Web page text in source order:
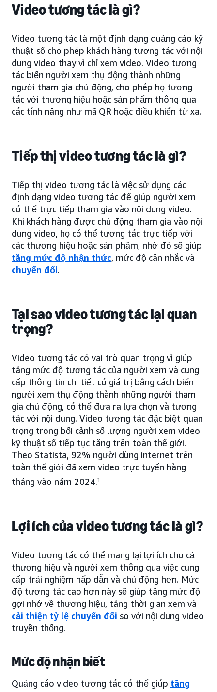
Video tương tác là gì?
Video tương tác là một định dạng quảng cáo kỹ
thuật số cho phép khách hàng tương tác với nội
dung video thay vì chỉ xem video. Video tương
tác biến người xem thụ động thành những
người tham gia chủ động, cho phép họ tương
tác với thương hiệu hoặc sản phẩm thông qua
các tính năng như mã QR hoặc điều khiển từ xa.
Tiếp thị video tương tác là gì?
Tiếp thị video tương tác là việc sử dụng các
định dạng video tương tác để giúp người xem
có thể trực tiếp tham gia vào nội dung video.
Khi khách hàng được chủ động tham gia vào nội
dung video, họ có thể tương tác trực tiếp với
các thương hiệu hoặc sản phẩm, nhờ đó sẽ giúp
tăng mức độ nhận thức, mức độ cân nhắc và
chuyển đổi.
Tại sao video tương tác lại quan
trọng?
Video tương tác có vai trò quan trọng vì giúp
tăng mức độ tương tác của người xem và cung
cấp thông tin chi tiết có giá trị bằng cách biến
người xem thụ động thành những người tham
gia chủ động, có thể đưa ra lựa chọn và tương
tác với nội dung. Video tương tác đặc biệt quan
trọng trong bối cảnh số lượng người xem video
kỹ thuật số tiếp tục tăng trên toàn thế giới.
Theo Statista, 92% người dùng internet trên
toàn thế giới đã xem video trực tuyến hàng
tháng vào năm 2024.1
Lợi ích của video tương tác là gì?
Video tương tác có thể mang lại lợi ích cho cả
thương hiệu và người xem thông qua việc cung
cấp trải nghiệm hấp dẫn và chủ động hơn. Mức
độ tương tác cao hơn này sẽ giúp tăng mức độ
gợi nhớ về thương hiệu, tăng thời gian xem và
cải thiện tỷ lệ chuyển đổi so với nội dung video
truyền thống.
Mức độ nhận biết
Quảng cáo video tương tác có thể giúp tăng